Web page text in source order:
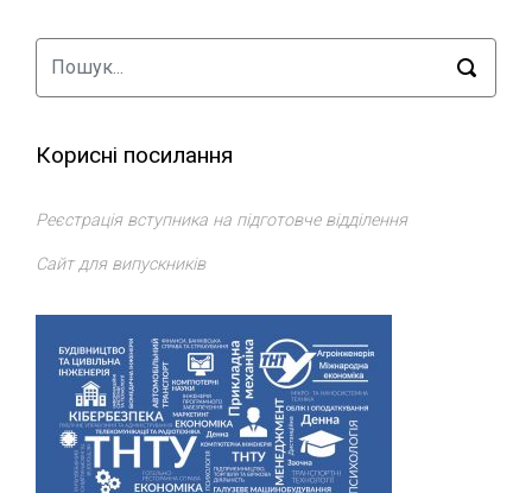
Корисні посилання
Реєстрація вступника на підготовче відділення
Сайт для випускників